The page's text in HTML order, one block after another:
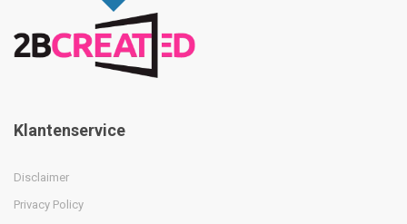
Klantenservice
Disclaimer
Privacy Policy